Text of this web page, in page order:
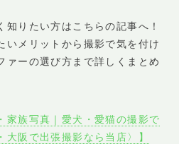
りたい方はこちらの記事へ！
いメリットから撮影で気を付け
ァーの選び方まで詳しくまとめ
家族写真｜愛犬・愛猫の撮影で
阪で出張撮影なら当店〉 】